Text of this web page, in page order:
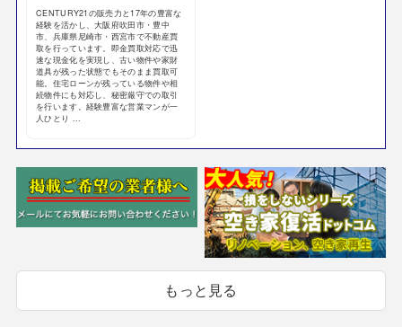
CENTURY21の販売力と17年の豊富な
経験を活かし、大阪府吹田市・豊中
市、兵庫県尼崎市・西宮市で不動産買
取を行っています。即金買取対応で迅
速な現金化を実現し、古い物件や家財
道具が残った状態でもそのまま買取可
能。住宅ローンが残っている物件や相
続物件にも対応し、秘密厳守での取引
を行います。経験豊富な営業マンが一
人ひとり ...
もっと見る